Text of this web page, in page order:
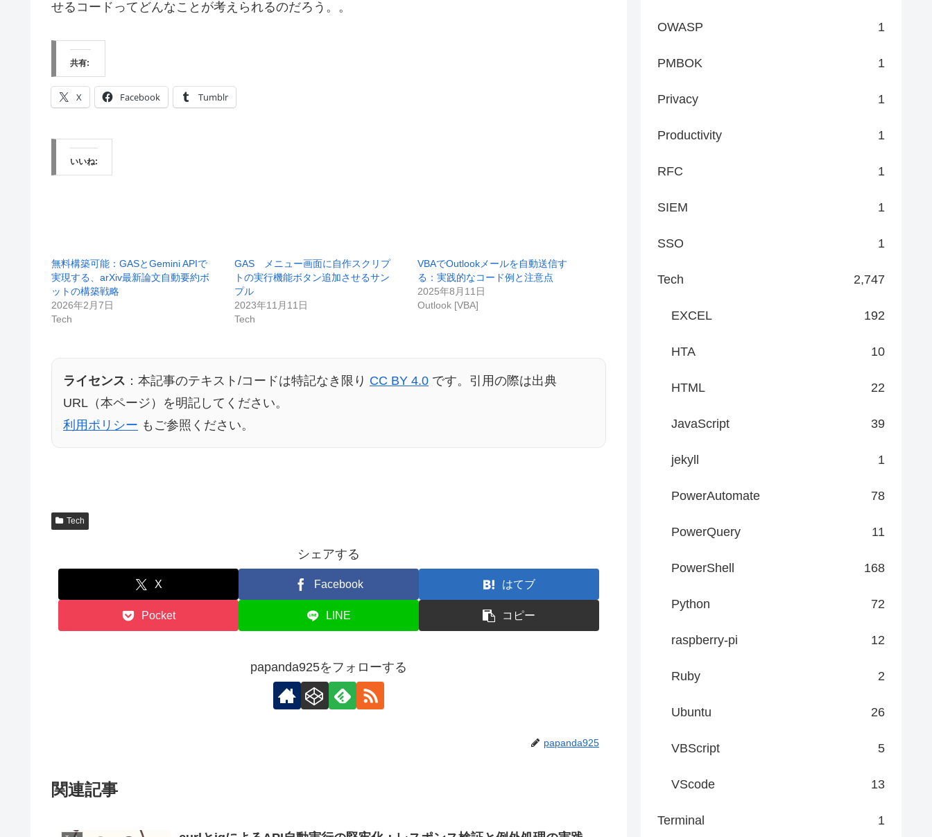
せるコードってどんなことが考えられるのだろう。。
共有:
X Facebook Tumblr
いいね:
無料構築可能：GASとGemini APIで
実現する、arXiv最新論文自動要約ボ
ットの構築戦略
2026年2月7日
Tech
GAS メニュー画面に自作スクリプ
トの実行機能ボタン追加させるサン
プル
2023年11月11日
Tech
VBAでOutlookメールを自動送信す
る：実践的なコード例と注意点
2025年8月11日
Outlook [VBA]
ライセンス ：本記事のテキスト/コードは特記なき限り CC BY 4.0 です。引用の際は出典
URL（本ページ）を明記してください。
利用ポリシー もご参照ください。
Tech
シェアする
X Facebook はてブ
Pocket LINE コピー
papanda925をフォローする
papanda925
関連記事
OWASP 1
PMBOK 1
Privacy 1
Productivity 1
RFC 1
SIEM 1
SSO 1
Tech 2,747
EXCEL 192
HTA 10
HTML 22
JavaScript 39
jekyll 1
PowerAutomate 78
PowerQuery 11
PowerShell 168
Python 72
raspberry-pi 12
Ruby 2
Ubuntu 26
VBScript 5
VScode 13
Terminal 1